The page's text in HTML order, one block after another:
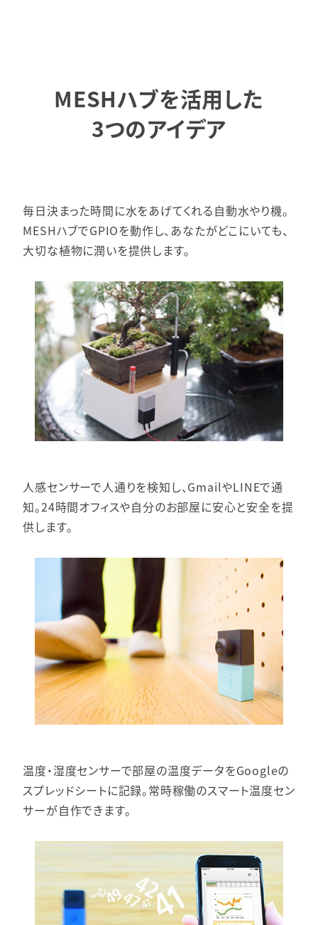
MESHハブを活用した
3つのアイデア
毎日決まった時間に水をあげてくれる自動水やり機。
MESHハブでGPIOを動作し、あなたがどこにいても、
大切な植物に潤いを提供します。
人感センサーで人通りを検知し、GmailやLINEで通
知。24時間オフィスや自分のお部屋に安心と安全を提
供します。
温度・湿度センサーで部屋の温度データをGoogleの
スプレッドシートに記録。常時稼働のスマート温度セン
サーが自作できます。